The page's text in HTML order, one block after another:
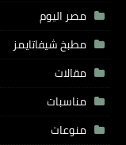
مصر اليوم
مطبخ شيفاتايمز
مقالات
مناسبات
منوعات